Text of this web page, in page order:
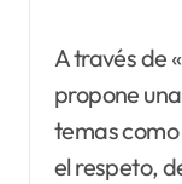
A través de
propone
temas
el respeto,